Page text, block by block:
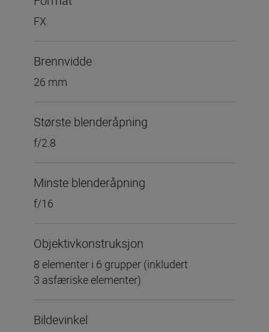
FX
Brennvidde
26 mm
Største blenderåpning
f/2.8
Minste blenderåpning
f/16
Objektivkonstruksjon
8 elementer i 6 grupper (inkludert
3 asfæriske elementer)
Bildevinkel